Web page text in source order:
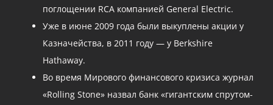
поглощении RCA компанией General Electric.
Уже в июне 2009 года были выкуплены акции у
Казначейства, в 2011 году — у Berkshire
Hathaway.
Во время Мирового финансового кризиса журнал
«Rolling Stone» назвал банк «гигантским спрутом-